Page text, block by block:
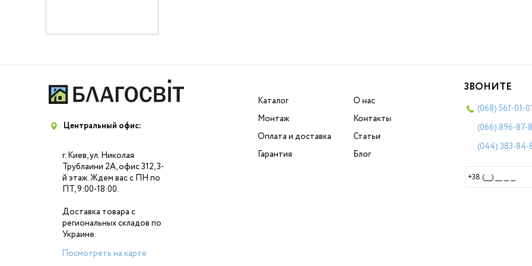
Центральный офис:
г. Киев, ул. Николая
Трублаини 2А, офис 312, 3-
й этаж. Ждем вас с ПН по
ПТ, 9:00-18:00.
Доставка товара с
региональных складов по
Украине.
Посмотреть на карте
Каталог
Монтаж
Оплата и доставка
Гарантия
О нас
Контакты
Статьи
Блог
ЗВОНИТЕ
(068) 561-01-01
(066) 896-87-
(044) 383-84-